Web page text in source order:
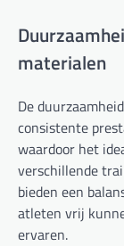
materialen
De
consistente
waardoor het
verschillende
bieden een
atleten vrij
ervaren.